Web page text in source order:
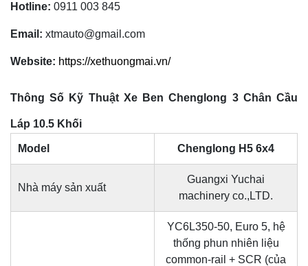
Hotline: 0911 003 845
Email: xtmauto@gmail.com
Website: https://xethuongmai.vn/
Thông Số Kỹ Thuật Xe Ben Chenglong 3 Chân Cầu
Láp 10.5 Khối
Model Chenglong H5 6x4
Nhà máy sản xuất
Guangxi Yuchai
machinery co.,LTD.
YC6L350-50, Euro 5, hệ
thống phun nhiên liệu
common-rail + SCR (của